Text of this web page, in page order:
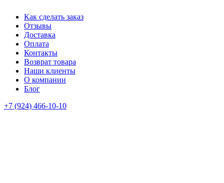
Как сделать заказ
Отзывы
Доставка
Оплата
Контакты
Возврат товара
Наши клиенты
О компании
Блог
+7 (924) 466-10-10